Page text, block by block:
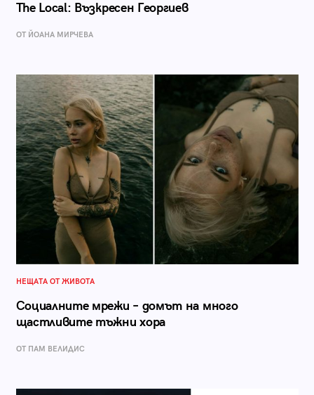
The Local: Възкресен Георгиев
ОТ ЙОАНА МИРЧЕВА
НЕЩАТА ОТ ЖИВОТА
Социалните мрежи – домът на много
щастливите тъжни хора
ОТ ПАМ ВЕЛИДИС